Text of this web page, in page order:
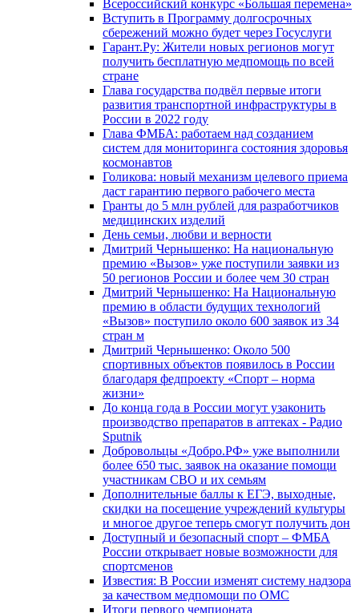
Всероссийский конкурс «Большая перемена»
Вступить в Программу долгосрочных
сбережений можно будет через Госуслуги
Гарант.Ру: Жители новых регионов могут
получить бесплатную медпомощь по всей
стране
Глава государства подвёл первые итоги
развития транспортной инфраструктуры в
России в 2022 году
Глава ФМБА: работаем над созданием
систем для мониторинга состояния здоровья
космонавтов
Голикова: новый механизм целевого приема
даст гарантию первого рабочего места
Гранты до 5 млн рублей для разработчиков
медицинских изделий
День семьи, любви и верности
Дмитрий Чернышенко: На национальную
премию «Вызов» уже поступили заявки из
50 регионов России и более чем 30 стран
Дмитрий Чернышенко: На Национальную
премию в области будущих технологий
«Вызов» поступило около 600 заявок из 34
стран м
Дмитрий Чернышенко: Около 500
спортивных объектов появилось в России
благодаря федпроекту «Спорт – норма
жизни»
До конца года в России могут узаконить
производство препаратов в аптеках - Радио
Sputnik
Добровольцы «Добро.РФ» уже выполнили
более 650 тыс. заявок на оказание помощи
участникам СВО и их семьям
Дополнительные баллы к ЕГЭ, выходные,
скидки на посещение учреждений культуры
и многое другое теперь смогут получить дон
Доступный и безопасный спорт – ФМБА
России открывает новые возможности для
спортсменов
Известия: В России изменят систему надзора
за качеством медпомощи по ОМС
Итоги первого чемпионата